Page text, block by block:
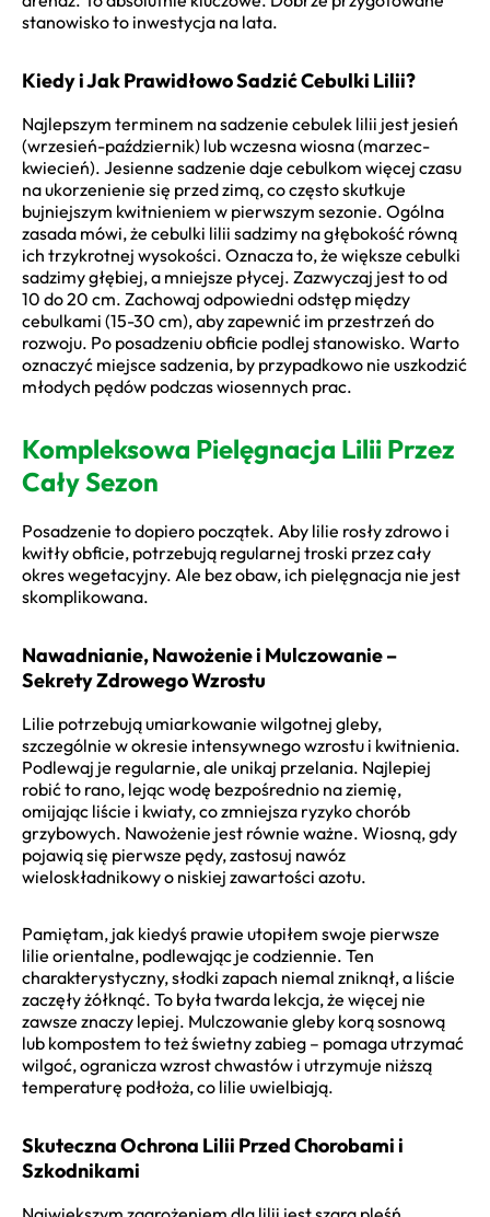
stanowisko to inwestycja na lata.
Kiedy i Jak Prawidłowo Sadzić Cebulki Lilii?
Najlepszym terminem na sadzenie cebulek lilii jest jesień
(wrzesień-październik) lub wczesna wiosna (marzec-
kwiecień). Jesienne sadzenie daje cebulkom więcej czasu
na ukorzenienie się przed zimą, co często skutkuje
bujniejszym kwitnieniem w pierwszym sezonie. Ogólna
zasada mówi, że cebulki lilii sadzimy na głębokość równą
ich trzykrotnej wysokości. Oznacza to, że większe cebulki
sadzimy głębiej, a mniejsze płycej. Zazwyczaj jest to od
10 do 20 cm. Zachowaj odpowiedni odstęp między
cebulkami (15-30 cm), aby zapewnić im przestrzeń do
rozwoju. Po posadzeniu obficie podlej stanowisko. Warto
oznaczyć miejsce sadzenia, by przypadkowo nie uszkodzić
młodych pędów podczas wiosennych prac.
Kompleksowa Pielęgnacja Lilii Przez
Cały Sezon
Posadzenie to dopiero początek. Aby lilie rosły zdrowo i
kwitły obficie, potrzebują regularnej troski przez cały
okres wegetacyjny. Ale bez obaw, ich pielęgnacja nie jest
skomplikowana.
Nawadnianie, Nawożenie i Mulczowanie –
Sekrety Zdrowego Wzrostu
Lilie potrzebują umiarkowanie wilgotnej gleby,
szczególnie w okresie intensywnego wzrostu i kwitnienia.
Podlewaj je regularnie, ale unikaj przelania. Najlepiej
robić to rano, lejąc wodę bezpośrednio na ziemię,
omijając liście i kwiaty, co zmniejsza ryzyko chorób
grzybowych. Nawożenie jest równie ważne. Wiosną, gdy
pojawią się pierwsze pędy, zastosuj nawóz
wieloskładnikowy o niskiej zawartości azotu.
Pamiętam, jak kiedyś prawie utopiłem swoje pierwsze
lilie orientalne, podlewając je codziennie. Ten
charakterystyczny, słodki zapach niemal zniknął, a liście
zaczęły żółknąć. To była twarda lekcja, że więcej nie
zawsze znaczy lepiej. Mulczowanie gleby korą sosnową
lub kompostem to też świetny zabieg – pomaga utrzymać
wilgoć, ogranicza wzrost chwastów i utrzymuje niższą
temperaturę podłoża, co lilie uwielbiają.
Skuteczna Ochrona Lilii Przed Chorobami i
Szkodnikami